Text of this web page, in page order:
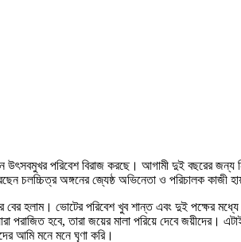
উৎসবমুখর পরিবেশ বিরাজ করছে। আগামী দুই বছরের
চলচ্চিত্র অঙ্গনের জ্যেষ্ঠ অভিনেতা ও পরিচালক কাজী
বের হলাম। ভোটের পরিবেশ খুব শান্ত এবং দুই
পরাজিত হবে, তারা জয়ের মালা পরিয়ে দেবে জয়ীদের।
আমি মনে মনে ঘৃণা করি।